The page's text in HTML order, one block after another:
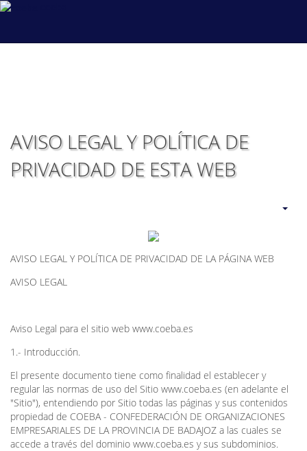
AVISO LEGAL Y POLÍTICA DE
PRIVACIDAD DE ESTA WEB
AVISO LEGAL Y POLÍTICA DE PRIVACIDAD DE LA PÁGINA WEB
AVISO LEGAL
Aviso Legal para el sitio web www.coeba.es
1.- Introducción.
El presente documento tiene como finalidad el establecer y
regular las normas de uso del Sitio www.coeba.es (en adelante el
"Sitio"), entendiendo por Sitio todas las páginas y sus contenidos
propiedad de COEBA - CONFEDERACIÓN DE ORGANIZACIONES
EMPRESARIALES DE LA PROVINCIA DE BADAJOZ a las cuales se
accede a través del dominio www.coeba.es y sus subdominios.